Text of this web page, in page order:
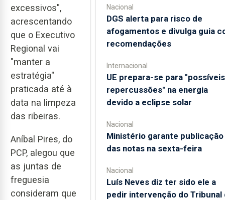
excessivos",
acrescentando
que o Executivo
Regional vai
"manter a
estratégia"
praticada até à
data na limpeza
das ribeiras.
Aníbal Pires, do
PCP, alegou que
as juntas de
freguesia
consideram que
Nacional
DGS alerta para risco de
afogamentos e divulga guia
recomendações
Internacional
UE prepara-se para "possíveis
repercussões" na energia
devido a eclipse solar
Nacional
Ministério garante publicação
das notas na sexta-feira
Nacional
Luís Neves diz ter sido ele a
pedir intervenção do Tribunal